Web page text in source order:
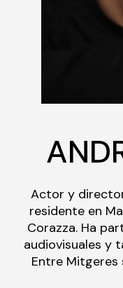
Actor y
residente en
Corazza. Ha
audiovisuales y
Entre